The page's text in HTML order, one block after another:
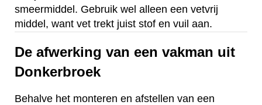
smeermiddel. Gebruik wel alleen een vetvrij
middel, want vet trekt juist stof en vuil aan.
De afwerking van een vakman uit
Donkerbroek
Behalve het monteren en afstellen van een